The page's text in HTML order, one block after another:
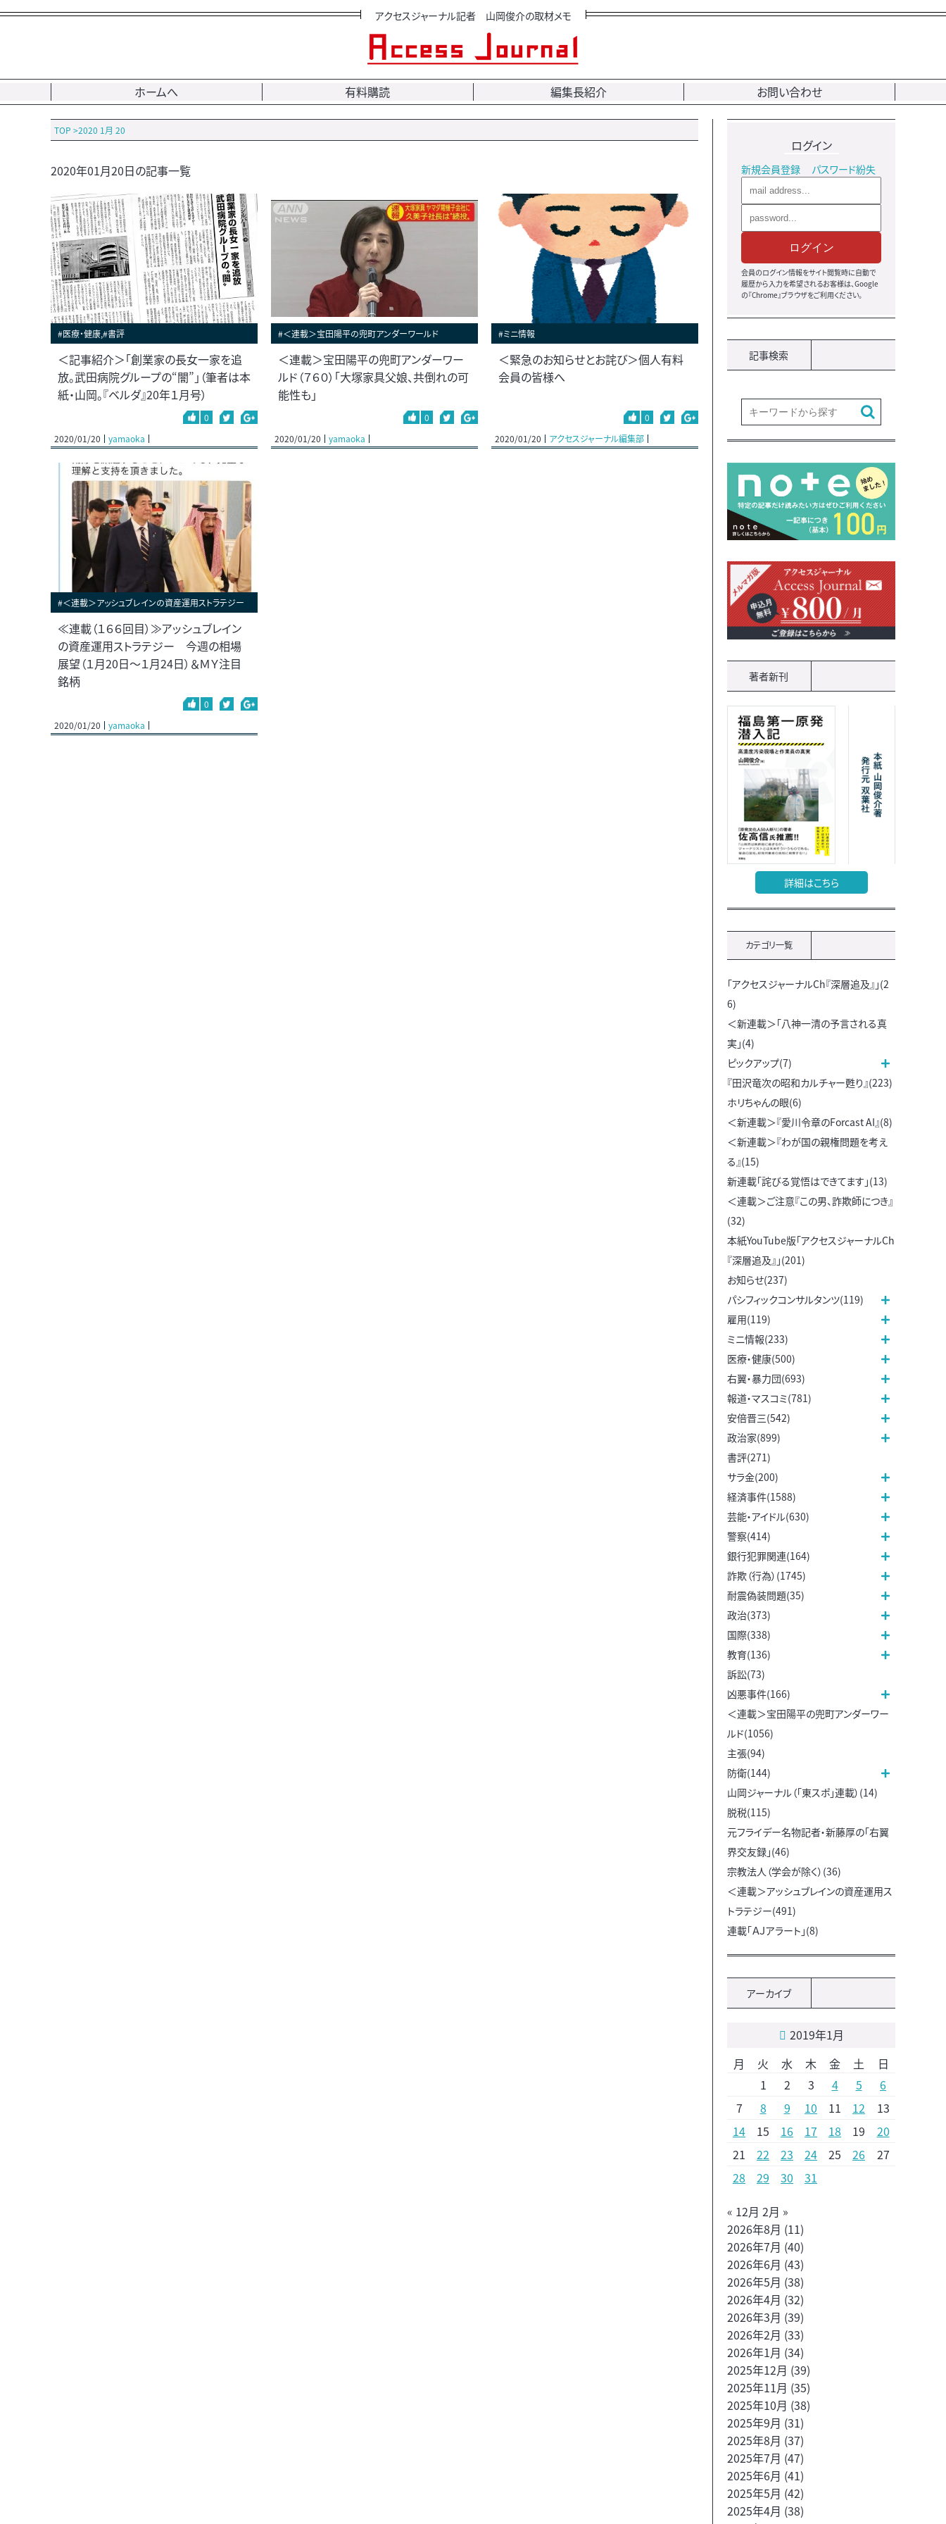
アクセスジャーナル記者 山岡俊介の取材メモ
ホームへ 有料購読 編集長紹介 お問い合わせ
TOP >2020 1月 20
2020年01月20日の記事一覧
#医療・健康,#書評
＜記事紹介＞「創業家の長女一家を追
放。武田病院グループの“闇”」（筆者は本
紙・山岡。『ベルダ』20年１月号）
0
2020/01/20
yamaoka
#＜連載＞宝田陽平の兜町アンダーワールド
＜連載＞宝田陽平の兜町アンダーワー
ルド（７６０）「大塚家具父娘、共倒れの可
能性も」
0
2020/01/20
yamaoka
#ミニ情報
＜緊急のお知らせとお詫び＞個人有料
会員の皆様へ
0
2020/01/20
アクセスジャーナル編集部
#＜連載＞アッシュブレインの資産運用ストラテジー
≪連載（１６６回目）≫アッシュブレイン
の資産運用ストラテジー 今週の相場
展望（１月20日～１月24日）＆ＭＹ注目
銘柄
0
2020/01/20
yamaoka
ログイン
新規会員登録 パスワード紛失
ログイン
会員のログイン情報をサイト閲覧時に自動で
履歴から入力を希望されるお客様は、Google
の『Chrome』ブラウザをご利用ください。
記事検索
著者新刊
詳細はこちら
カテゴリ一覧
「アクセスジャーナルCh『深層追及』」(2
6)
＜新連載＞「八神一清の予言される真
実」(4)
ピックアップ(7)
『田沢竜次の昭和カルチャー甦り』(223)
ホリちゃんの眼(6)
＜新連載＞『愛川令章のForcast AI』(8)
＜新連載＞『わが国の親権問題を考え
る』(15)
新連載「詫びる覚悟はできてます」(13)
＜連載＞ご注意『この男、詐欺師につき』
(32)
本紙YouTube版「アクセスジャーナルCh
『深層追及』」(201)
お知らせ(237)
パシフィックコンサルタンツ(119)
雇用(119)
ミニ情報(233)
医療・健康(500)
右翼・暴力団(693)
報道・マスコミ(781)
安倍晋三(542)
政治家(899)
書評(271)
サラ金(200)
経済事件(1588)
芸能・アイドル(630)
警察(414)
銀行犯罪関連(164)
詐欺（行為）(1745)
耐震偽装問題(35)
政治(373)
国際(338)
教育(136)
訴訟(73)
凶悪事件(166)
＜連載＞宝田陽平の兜町アンダーワー
ルド(1056)
主張(94)
防衛(144)
山岡ジャーナル（「東スポ」連載）(14)
脱税(115)
元フライデー名物記者・新藤厚の「右翼
界交友録」(46)
宗教法人（学会が除く）(36)
＜連載＞アッシュブレインの資産運用ス
トラテジー(491)
連載「ＡＪアラート」(8)
アーカイブ
2019年1月
月
火 水 木 金 土
日
1
2 3 4 5
6
7
8 9 10 11 12
13
14
15 16 17 18 19
20
21
22 23 24 25 26
27
28
29 30
31
« 12月 2月 »
2026年8月 (11)
2026年7月 (40)
2026年6月 (43)
2026年5月 (38)
2026年4月 (32)
2026年3月 (39)
2026年2月 (33)
2026年1月 (34)
2025年12月 (39)
2025年11月 (35)
2025年10月 (38)
2025年9月 (31)
2025年8月 (37)
2025年7月 (47)
2025年6月 (41)
2025年5月 (42)
2025年4月 (38)